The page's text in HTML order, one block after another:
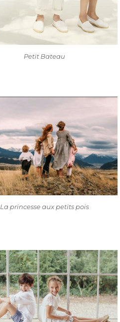
Petit Bateau
La princesse aux petits pois